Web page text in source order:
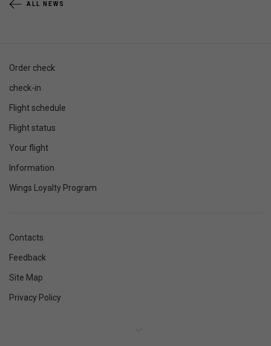
ALL NEWS
Order check
check-in
Flight schedule
Flight status
Your flight
Information
Wings Loyalty Program
Contacts
Feedback
Site Map
Privacy Policy